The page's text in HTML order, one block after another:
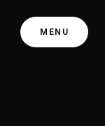
MENU